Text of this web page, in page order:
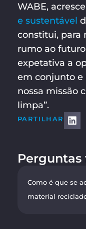
WABE,
e sustentável
constitui, para
rumo ao
expetativa a
em conjunto e
nossa missão
limpa”.
PARTILHAR
Como é que se
material